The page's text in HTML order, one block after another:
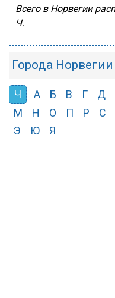
Всего в Норвегии
Ч.
Города
Ч А Б В Г Д
М
Н О П Р С
Э
Ю Я